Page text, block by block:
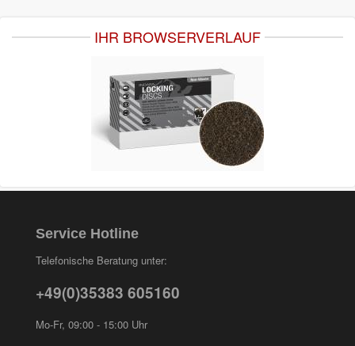
IHR BROWSERVERLAUF
Service Hotline
Telefonische Beratung unter:
+49(0)35383 605160
Mo-Fr, 09:00 - 15:00 Uhr